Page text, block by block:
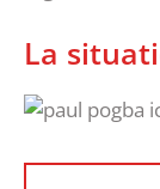
La